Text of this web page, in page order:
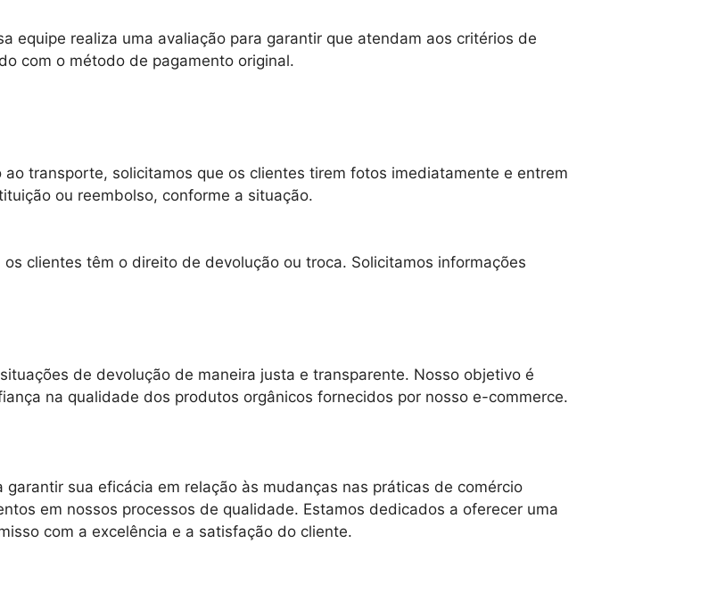
equipe realiza uma avaliação para garantir que atendam aos critérios de
com o método de pagamento original.
transporte, solicitamos que os clientes tirem fotos imediatamente e entrem
ou reembolso, conforme a situação.
clientes têm o direito de devolução ou troca. Solicitamos informações
de devolução de maneira justa e transparente. Nosso objetivo é
na qualidade dos produtos orgânicos fornecidos por nosso e-commerce.
sua eficácia em relação às mudanças nas práticas de comércio
em nossos processos de qualidade. Estamos dedicados a oferecer uma
com a excelência e a satisfação do cliente.